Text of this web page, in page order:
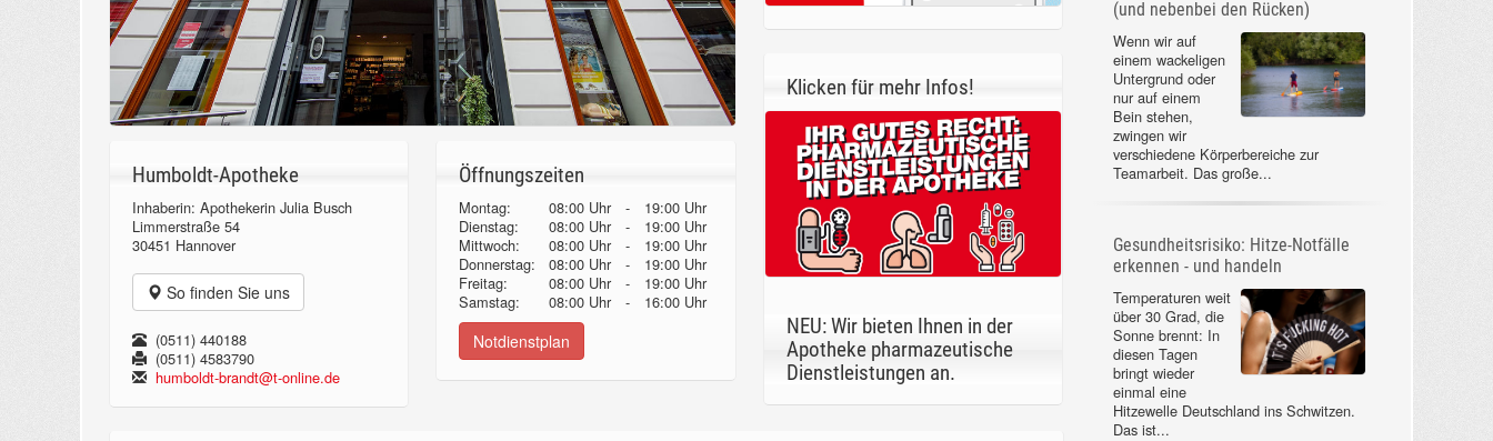
Humboldt-Apotheke
Inhaberin: Apothekerin Julia Busch
Limmerstraße 54
30451 Hannover
So finden Sie uns
(0511) 440188
(0511) 4583790
humboldt-brandt@t-online.de
Öffnungszeiten
Montag: 08:00 Uhr -
19:00 Uhr
Dienstag:
08:00 Uhr -
19:00 Uhr
Mittwoch:
08:00 Uhr -
19:00 Uhr
Donnerstag:08:00 Uhr -
19:00 Uhr
Freitag:
08:00 Uhr -
19:00 Uhr
Samstag:
08:00 Uhr - 16:00 Uhr
Notdienstplan
Klicken für mehr Infos!
NEU: Wir bieten Ihnen in der
Apotheke pharmazeutische
Dienstleistungen an.
(und nebenbei den Rücken)
Wenn wir auf
einem wackeligen
Untergrund oder
nur auf einem
Bein stehen,
zwingen wir
verschiedene Körperbereiche zur
Teamarbeit. Das große...
Gesundheitsrisiko: Hitze-Notfälle
erkennen - und handeln
Temperaturen weit
über 30 Grad, die
Sonne brennt: In
diesen Tagen
bringt wieder
einmal eine
Hitzewelle Deutschland ins Schwitzen.
Das ist...